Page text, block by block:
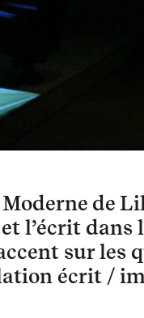
de
l’écrit dans
sur les
écrit /